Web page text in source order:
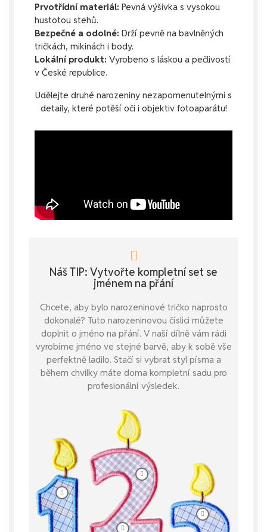
Prvotřídní materiál: Pevná výšivka s vysokou
hustotou stehů.
Bezpečné a odolné: Drží pevně na bavlněných
tričkách, mikinách i body.
Lokální produkt: Vyrobeno s láskou a pečlivostí
v České republice.
Udělejte druhé narozeniny nezapomenutelnými s
detaily, které potěší oči i objektiv fotoaparátu!
Náš TIP: Vytvořte kompletní set se
jménem na přání
Chcete, aby bylo narozeninové tričko naprosto
dokonalé? Tuto narozeninovou číslici můžete
doplnit o jméno na přání. V naší dílně vám rádi
vyrobíme jméno ve stejné barvě, aby k sobě vše
perfektně ladilo. Stačí si vybrat styl písma a
během chvilky máte doma kompletní sadu pro
profesionální výsledek.